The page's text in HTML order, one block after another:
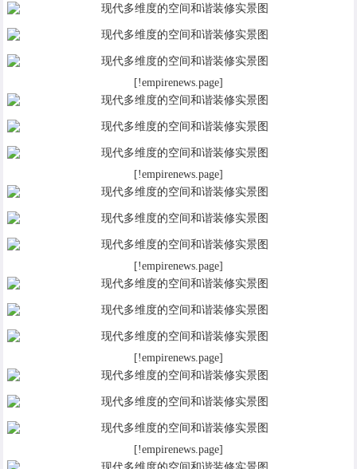
[!empirenews.page]
[!empirenews.page]
[!empirenews.page]
[!empirenews.page]
[!empirenews.page]